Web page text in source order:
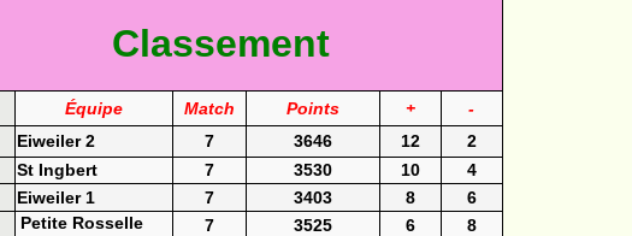
Classement
Équipe Match Points +
-
Eiweiler 2 7 3646 12
2
St Ingbert 7 3530 10
4
Eiweiler 1 7 3403 8
6
Petite Rosselle 7 3525 6
8